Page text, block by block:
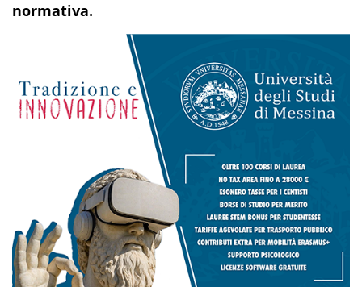
normativa.